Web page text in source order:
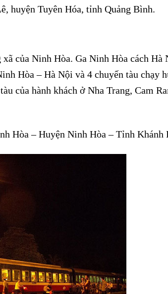
huyện Tuyên Hóa, tỉnh Quảng Bình.
của Ninh Hòa. Ga Ninh Hòa cách Hà
Hòa – Hà Nội và 4 chuyến tàu chạy
của hành khách ở Nha Trang, Cam
Hòa – Huyện Ninh Hòa – Tỉnh Khánh